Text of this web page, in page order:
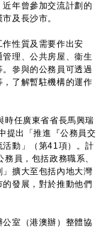
年曾參加交流計劃的
及長沙市。
性質及需要作出安
理、公共房屋、衞生
參與的公務員可透過
了解暫駐機構的運作
任廣東省省長馬興瑞
提出「推進『公務員交
動」（第41項）。計
員，包括政務職系、
擴大至包括內地大灣
發展，對於推動他們
室（港澳辦）整體協